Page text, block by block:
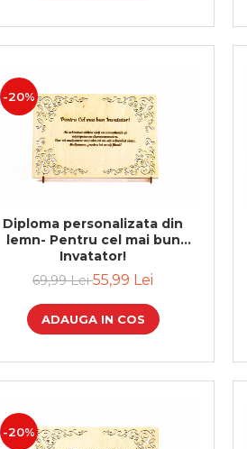
-20%
Diploma personalizata din
lemn- Pentru cel mai bun
Invatator!
69,99 Lei55,99 Lei
ADAUGA IN COS
-20%